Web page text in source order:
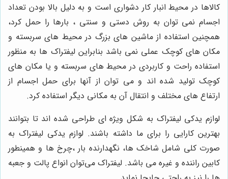
کالاها در محیط انبار کار دشواری است و به دلیل بالا بودن تعداد
اجسام نمی ‌توان به روش دستی و سنتی ، بارها را حمل کرد،
همچنین استفاده از ماشین های بزرگ در محیط های سربسته و
مکان های کوچک عملی نمی باشد بنابراین لیفتراک ها به منظور
استفاده راحت و کاربردی در محیط های سربسته و یا مکان های
کوچک تولید شده اند و می توان از آنها برای حمل اجسام از
ارتفاع های مختلف و انتقال آن به مکانی دیگر استفاده کرد.
لوازم یدکی لیفتراک به شکل ویژه‌ ای طراحی شده‌ اند تا بتوانند
بهترین کارایی را برای ما داشته باشند. لوازم یدکی لیفتراک به
صورت کلی شامل شاخک ها، نگهدارنده بار ،چرخ ها و همینطور
کابین راننده و غیره می باشد. لیفتراک می‌توان انواع پالت و جعبه